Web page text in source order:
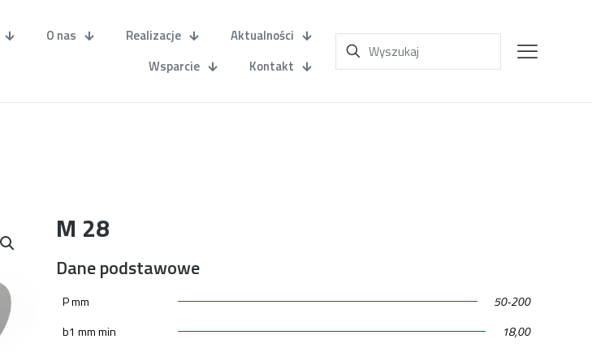
O nas Realizacje
Aktualności
Wsparcie
Kontakt
M 28
Dane podstawowe
P mm
50-200
b1 mm min
18,00